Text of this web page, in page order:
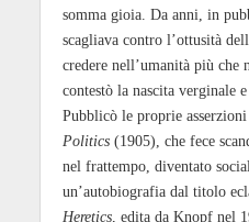
somma gioia. Da anni, in
scagliava contro l’ottusità
credere nell’umanità più
contestò la nascita verginale
Pubblicò le proprie
Politics(1905), che fece
nel frattempo, diventato
un’autobiografia dal titolo
Heretics, edita da Knopf nel